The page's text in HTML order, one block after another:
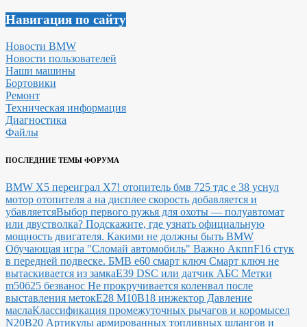
Навигация по сайту
Новости BMW
Новости пользователей
Наши машины
Бортовики
Ремонт
Техническая информация
Диагностика
Файлы
ПОСЛЕДНИЕ ТЕМЫ ФОРУМА
BMW X5 переиграл X7! отопитель бмв 725 тдс е 38 уснул
мотор отопителя а на дисплее скорость добавляется и
убавляетсяВыбор первого ружья для охоты — полуавтомат
или двустволка? Подскажите, где узнать официальную
мощность двигателя. Какими не должны быть BMW
Обучающая игра "Сломай автомобиль" Важно АкппF16 стук
в передней подвеске. БМВ е60 смарт ключ Смарт ключ не
вытаскивается из замкаE39 DSC или датчик АБС Метки
m50б25 безванос Не прокручивается коленвал после
выставления метокЕ28 М10В18 инжектор Давление
маслаКлассификация промежуточных рычагов и коромысел
N20B20 Артикулы армированных топливных шлангов и